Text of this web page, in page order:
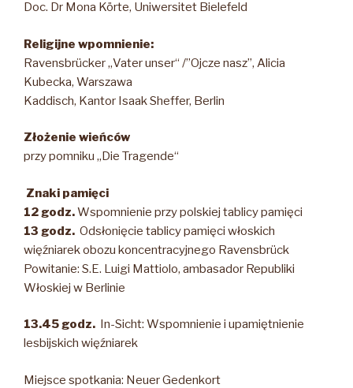
Doc. Dr Mona Körte, Uniwersitet Bielefeld
Religijne wpomnienie:
Ravensbrücker „Vater unser“ /”Ojcze nasz”, Alicia
Kubecka, Warszawa
Kaddisch, Kantor Isaak Sheffer, Berlin
Złożenie wieńców
przy pomniku „Die Tragende“
Znaki pamięci
12 godz.Wspomnienie przy polskiej tablicy pamięci
13 godz. Odsłonięcie tablicy pamięci włoskich
więźniarek obozu koncentracyjnego Ravensbrück
Powitanie: S.E. Luigi Mattiolo, ambasador Republiki
Włoskiej w Berlinie
13.45 godz. In-Sicht: Wspomnienie i upamiętnienie
lesbijskich więźniarek
Miejsce spotkania: Neuer Gedenkort